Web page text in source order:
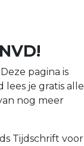
pagina is
lees je gratis alle
nog meer
Tijdschrift voor